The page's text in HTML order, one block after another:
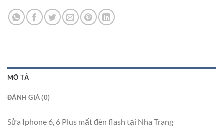
MÔ TẢ
ĐÁNH GIÁ (0)
Sửa Iphone 6, 6 Plus mất đèn flash tại Nha Trang